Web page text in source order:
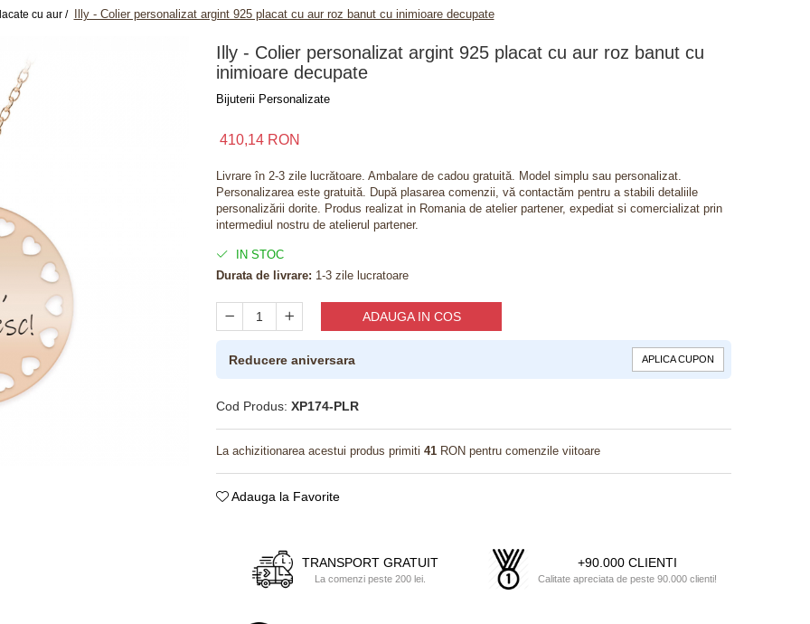
cu aur / Illy - Colier personalizat argint 925 placat cu aur roz banut cu inimioare decupate
Illy - Colier personalizat argint 925 placat cu aur roz banut cu
inimioare decupate
Bijuterii Personalizate
410,14 RON
Livrare în 2-3 zile lucrătoare. Ambalare de cadou gratuită. Model simplu sau personalizat.
Personalizarea este gratuită. După plasarea comenzii, vă contactăm pentru a stabili detaliile
personalizării dorite. Produs realizat in Romania de atelier partener, expediat si comercializat prin
intermediul nostru de atelierul partener.
IN STOC
Durata de livrare: 1-3 zile lucratoare
ADAUGA IN COS
Reducere aniversara APLICA CUPON
Cod Produs: XP174-PLR
La achizitionarea acestui produs primiti 41 RON pentru comenzile viitoare
Adauga la Favorite
TRANSPORT GRATUIT
La comenzi peste 200 lei.
+90.000 CLIENTI
Calitate apreciata de peste 90.000 clienti!